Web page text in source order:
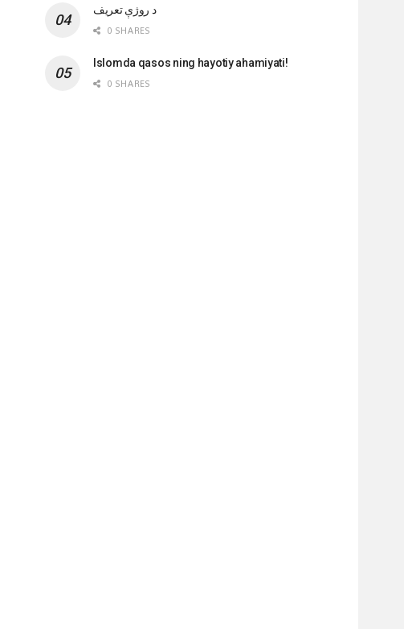
‌د روژې تعریف
0 SHARES
Islomda qasos ning hayotiy ahamiyati!
0 SHARES